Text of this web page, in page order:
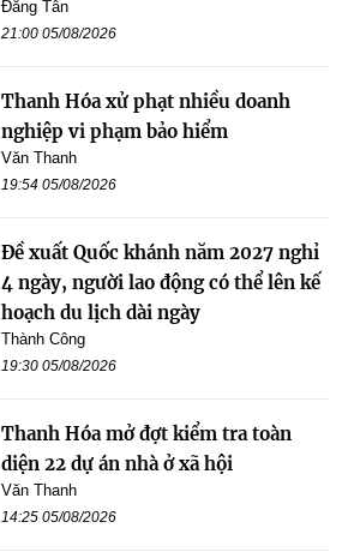
Đăng Tân
21:00 05/08/2026
Thanh Hóa xử phạt nhiều doanh
nghiệp vi phạm bảo hiểm
Văn Thanh
19:54 05/08/2026
Đề xuất Quốc khánh năm 2027 nghỉ
4 ngày, người lao động có thể lên kế
hoạch du lịch dài ngày
Thành Công
19:30 05/08/2026
Thanh Hóa mở đợt kiểm tra toàn
diện 22 dự án nhà ở xã hội
Văn Thanh
14:25 05/08/2026